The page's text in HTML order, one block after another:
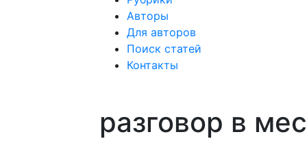
Авторы
Для авторов
Поиск статей
Контакты
разговор в